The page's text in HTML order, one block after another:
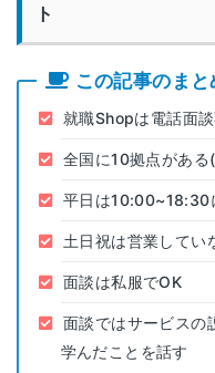
ト
この記事のまと
就職Shopは電話面
全国に10拠点があ
平日は10:00~18:30
土日祝は営業してい
面談は私服でOK
面談ではサービスの
学んだことを話す